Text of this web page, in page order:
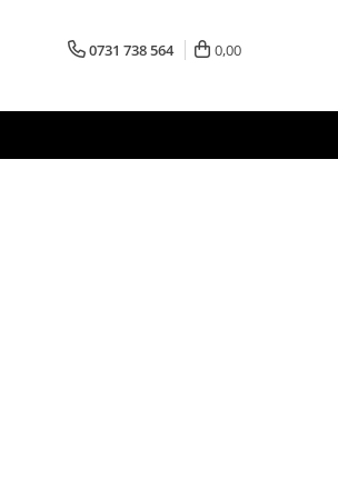
0731 738 564 0,00